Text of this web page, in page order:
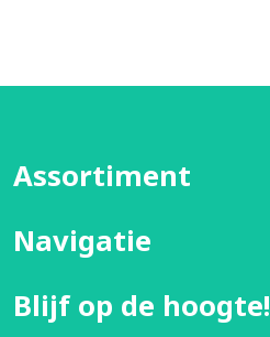
Assortiment
Navigatie
Blijf op de hoogte!